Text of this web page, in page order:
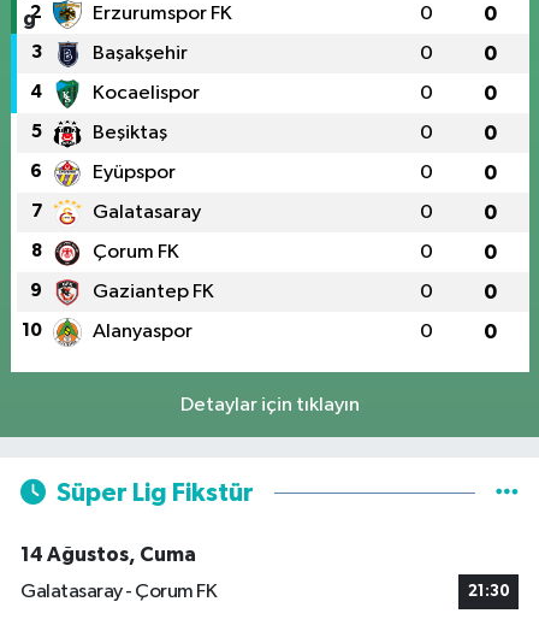
2 Erzurumspor FK 0 0
3 Başakşehir 0 0
4 Kocaelispor 0 0
5 Beşiktaş 0 0
6 Eyüpspor 0 0
7 Galatasaray 0 0
8 Çorum FK 0 0
9 Gaziantep FK 0 0
10 Alanyaspor 0 0
Detaylar için tıklayın
Süper Lig Fikstür
14 Ağustos, Cuma
Galatasaray - Çorum FK
21:30